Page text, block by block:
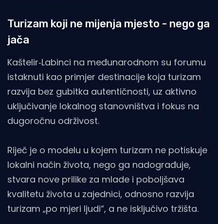
Turizam koji ne mijenja mjesto - nego ga
jača
Kaštelir‑Labinci na međunarodnom su forumu
istaknuti kao primjer destinacije koja turizam
razvija bez gubitka autentičnosti, uz aktivno
uključivanje lokalnog stanovništva i fokus na
dugoročnu održivost.
Riječ je o modelu u kojem turizam ne potiskuje
lokalni način života, nego ga nadograđuje,
stvara nove prilike za mlade i poboljšava
kvalitetu života u zajednici, odnosno razvija
turizam „po mjeri ljudi“, a ne isključivo tržišta.